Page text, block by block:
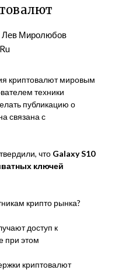
Лев Миролюбов
криптовалют мировым
техники
публикацию о
связана с
что Galaxy S10
ключей
крипто рынка?
доступ к
при этом
криптовалют